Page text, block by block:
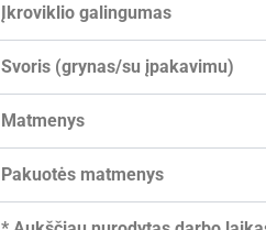
Įkroviklio galingumas
Svoris (grynas/su įpakavimu)
Matmenys
Pakuotės matmenys